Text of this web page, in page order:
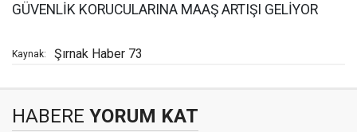
GÜVENLİK KORUCULARINA MAAŞ ARTIŞI GELİYOR
Kaynak: Şırnak Haber 73
HABERE YORUM KAT